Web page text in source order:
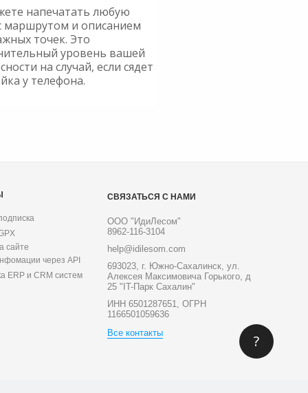
напечатать любую
маршрутом и описанием
точек. Это
уровень вашей
на случай, если сядет
у телефона.
сайте
через API
ERP и CRM систем
СВЯЗАТЬСЯ С НАМИ
ООО "ИдиЛесом"
8962-116-3104
help@idilesom.com
693023, г. Южно-Сахалинск, ул.
Алексея Максимовича Горького, д
25 "IT-Парк Сахалин"
ИНН 6501287651, ОГРН
1166501059636
Все контакты
?